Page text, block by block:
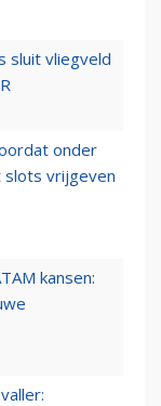
sluit vliegveld
onder
slots vrijgeven
kansen: